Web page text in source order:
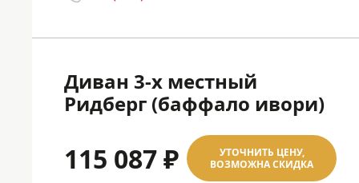
Диван 3-х местный
Ридберг (баффало ивори)
115 087 ₽
УТОЧНИТЬ ЦЕНУ,
ВОЗМОЖНА СКИДКА